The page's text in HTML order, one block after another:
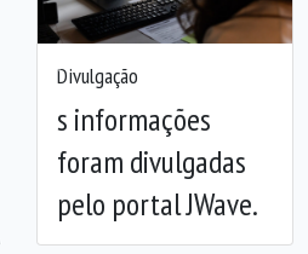
Divulgação
s informações
foram divulgadas
pelo portal JWave.
Anterior